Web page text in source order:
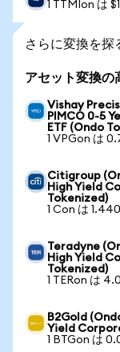
1 TTMIon は
さらに変換を探
アセット変換の
Vishay
PIMCO 0-5
ETF (Ondo
1 VPGon は
Citigroup
High Yield
Tokenized)
1 Con は
Teradyne
High Yield
Tokenized)
1 TERon は
B2Gold
Yield
1 BTGon は